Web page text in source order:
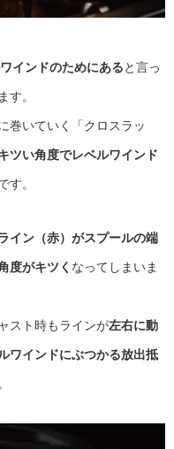
インドのためにあると言っ
す。
巻いていく「クロスラッ
ツい角度でレベルワインド
す。
イン（赤）がスプールの端
度がキツく なってしまいま
スト時もラインが左右に動
ワインドにぶつかる放出抵